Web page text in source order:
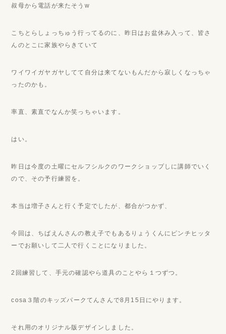
叔母から電話が来たそうw
こちとらしょっちゅう行ってるのに、昨日はお盆休み入って、皆さ
んのとこに家族やらきていて
ワイワイガヤガヤしてて自分は来てないもんだから寂しくなっちゃ
ったのかも。
率直、素直でなんか笑っちゃいます。
はい。
昨日は今度の土曜にセルフシルクのワークショップしに講師でいく
ので、その予行練習を。
本当は増子さんと行く予定でしたが、都合がつかず、
今回は、ちばえんさんの教え子でもあるりょうくんにピンチヒッタ
ーでお願いして二人で行くことになりました。
2回練習して、手元の確認やら道具のことやら１つずつ。
cosa３階のキッズパークてんさんで8月15日にやります。
それ用のオリジナル版デザインしました。